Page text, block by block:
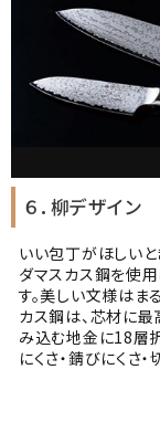
６．柳デザイ
いい包丁がほしい
ダマスカス鋼を使
す。美しい文様は
カス鋼は、芯材に最
み込む地金に18層
にくさ・錆びにくさ